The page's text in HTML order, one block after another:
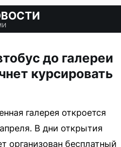
до галереи
курсировать
галерея откроется
В дни открытия
организован бесплатный